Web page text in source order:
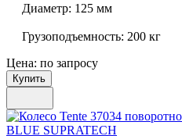
Диаметр: 125 мм
Грузоподъемность: 200 кг
Цена: по запросу
Купить